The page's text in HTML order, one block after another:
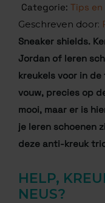
Categorie: Tips
Sneaker shields.
Jordan of leren
kreukels voor in
vouw, precies op
mooi, maar er is
je leren schoenen
deze anti-kreuk
HELP,
NEUS?